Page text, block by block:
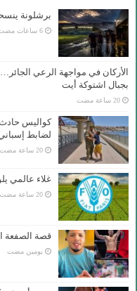
برشلونة
‏6 ساعات مضت
الأركان في مواجهة الرعي
بجبال اشتوكة أيت
‏20 ساعة مضت
كواليس
لضابط
‏20 ساعة مضت
غلاء عالمي
‏20 ساعة مضت
قصة الصفعة
‏يومين مضت